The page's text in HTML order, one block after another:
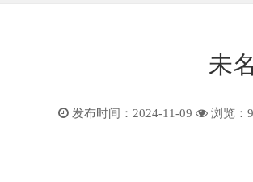
未
发布时间：2024-11-09 浏览：